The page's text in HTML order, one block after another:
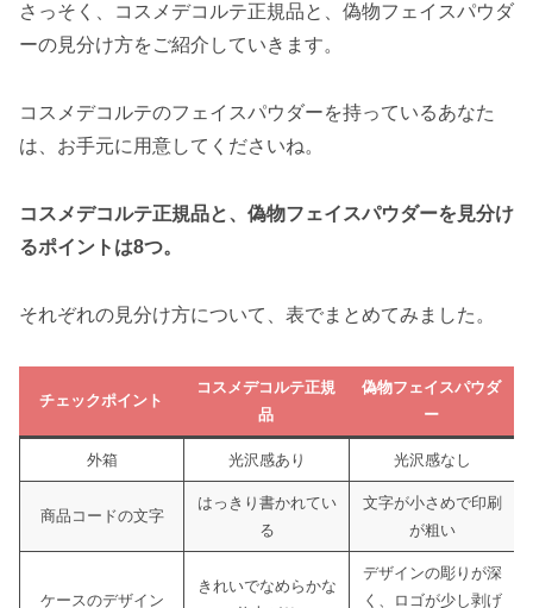
さっそく、コスメデコルテ正規品と、偽物フェイスパウダ
ーの見分け方をご紹介していきます。
コスメデコルテのフェイスパウダーを持っているあなた
は、お手元に用意してくださいね。
コスメデコルテ正規品と、偽物フェイスパウダーを見分け
るポイントは8つ。
それぞれの見分け方について、表でまとめてみました。
チェックポイント
コスメデコルテ正規
品
偽物フェイスパウダ
ー
外箱 光沢感あり 光沢感なし
商品コードの文字
はっきり書かれてい
る
文字が小さめで印刷
が粗い
ケースのデザイン
きれいでなめらかな
デザインの彫りが深
く、ロゴが少し剥げ